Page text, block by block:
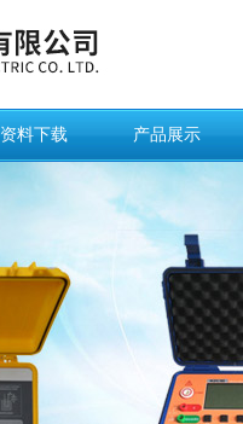
资料下载 产品展示